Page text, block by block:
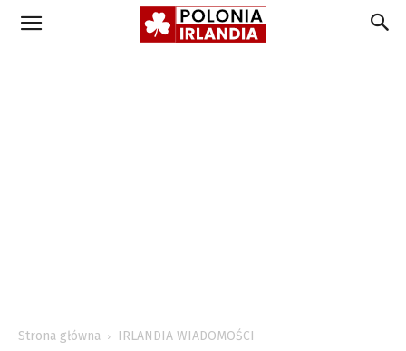
Strona główna IRLANDIA WIADOMOŚCI